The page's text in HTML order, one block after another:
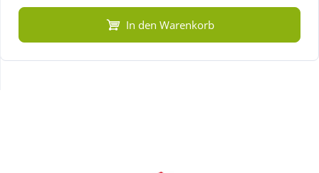
Tierbedarf
In den Warenkorb